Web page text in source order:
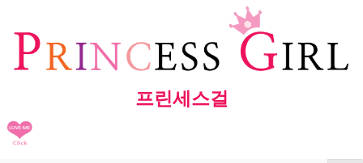
프린세스걸